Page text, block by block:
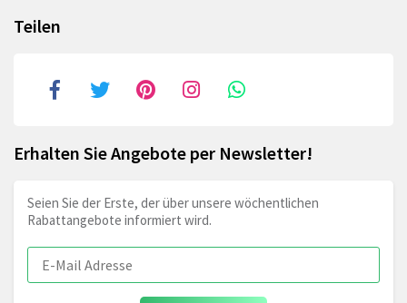
Teilen
Erhalten Sie Angebote per Newsletter!
Seien Sie der Erste, der über unsere wöchentlichen
Rabattangebote informiert wird.